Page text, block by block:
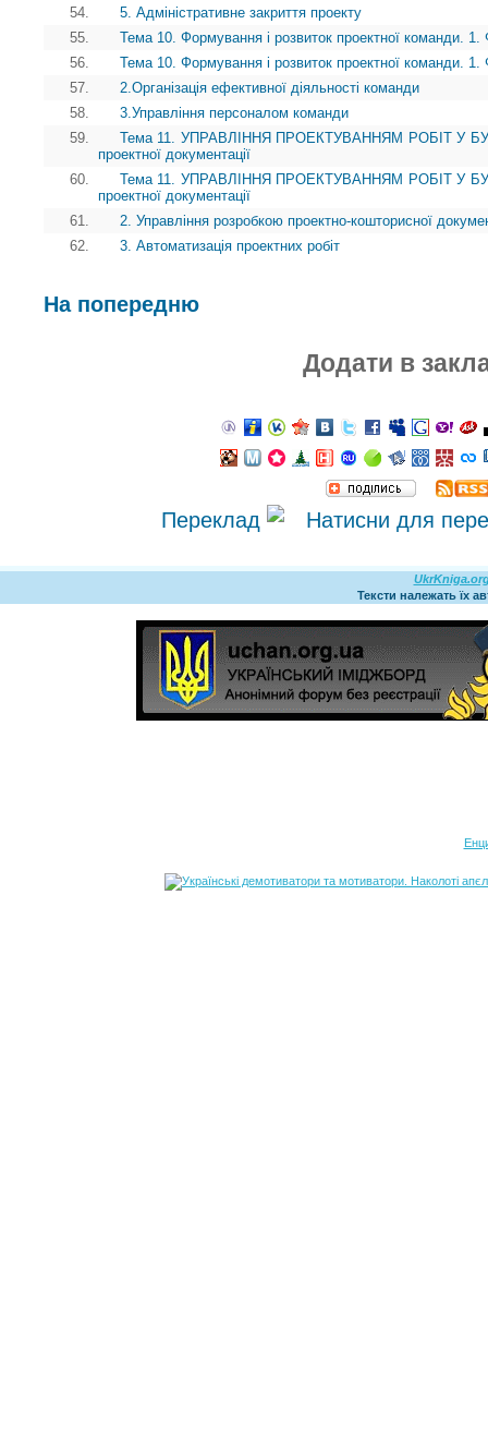
54.
5. Адміністративне закриття проекту
55.
Тема 10. Формування і розвиток проектної команди.
56.
Тема 10. Формування і розвиток проектної команди.
57.
2.Організація ефективної діяльності команди
58.
3.Управління персоналом команди
59.
Тема 11. УПРАВЛІННЯ ПРОЕКТУВАННЯМ РОБІТ У
проектної документації
60.
Тема 11. УПРАВЛІННЯ ПРОЕКТУВАННЯМ РОБІТ У
проектної документації
61.
2. Управління розробкою проектно-кошторисної
62.
3. Автоматизація проектних робіт
На попередню
Додати в
Переклад
Тексти належать їх